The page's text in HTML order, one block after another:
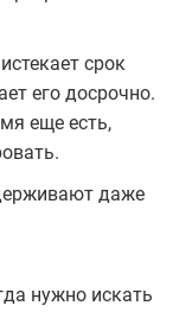
срок
его досрочно.
еще есть,
даже
нужно искать